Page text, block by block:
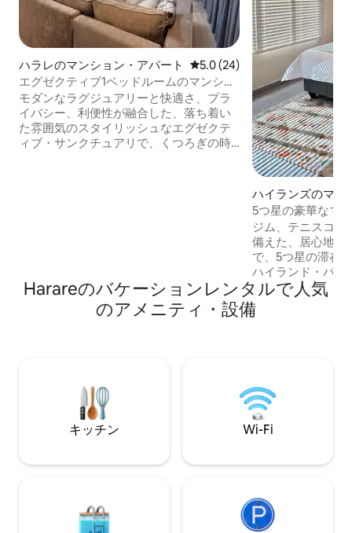
ハラレのマンション・アパート レビュー24件、5つ星中5.0つ
5.0 (24)
エグゼクティブ1ベッドルームのマンショ
ン・アパート | デザイナーズリビング | ボ
ローデール
モダンなラグジュアリーと快適さ、プラ
イバシー、利便性が融合した、落ち着い
た雰囲気のスタイリッシュなエグゼクテ
ィブ・サンクチュアリで、くつろぎの時
Centreまで5分｜CBDまで10分。 ビジネ
ス滞在にもレジャー滞在にも最適です。
ハイランズのマン
ート
5つ星の豪華なマ
べてに近い。
ジム、テニスコー
備えた、居心地の
で、5つ星の滞在
ハイランド・パー
ョッピングモール
やスーパーまで徒
ズ・マーケットま
提供される新鮮な
エストに応じてベ
ております - すべ
しています
Harareのバケーションレンタルで人気
のアメニティ・設備
キッチン Wi-Fi